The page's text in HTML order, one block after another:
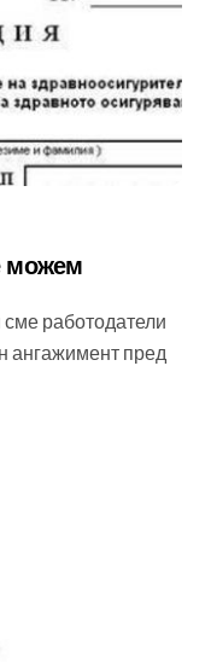
можем
ангажимент пред